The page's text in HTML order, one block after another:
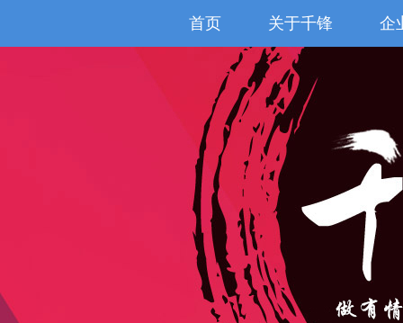
首页 关于千锋 企